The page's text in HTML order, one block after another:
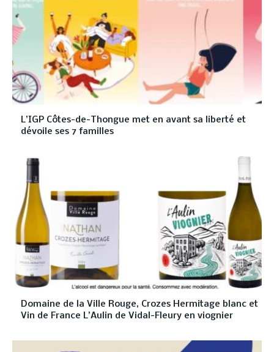
L’IGP Côtes-de-Thongue met en avant sa liberté et
dévoile ses 7 familles
Domaine de la Ville Rouge, Crozes Hermitage blanc et
Vin de France L’Aulin de Vidal-Fleury en viognier